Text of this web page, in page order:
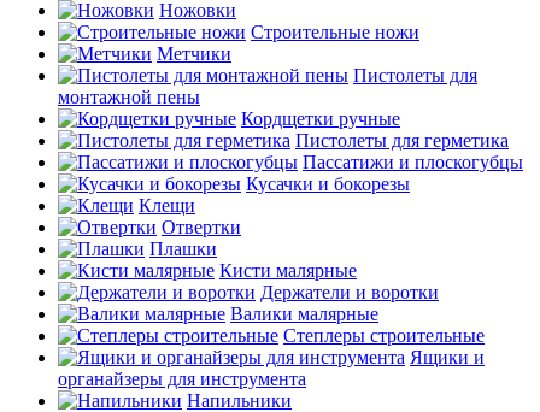
Ножовки
Строительные ножи
Метчики
Пистолеты для
монтажной пены
Кордщетки ручные
Пистолеты для герметика
Пассатижи и плоскогубцы
Кусачки и бокорезы
Клещи
Отвертки
Плашки
Кисти малярные
Держатели и воротки
Валики малярные
Степлеры строительные
Ящики и
органайзеры для инструмента
Напильники